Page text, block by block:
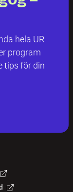
hela UR
program
tips för din